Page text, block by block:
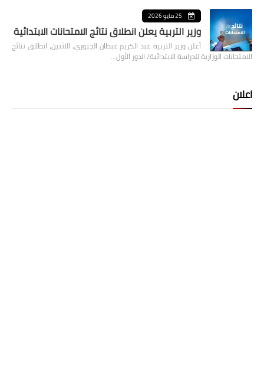
25 مايو 2026
وزير التربية يعلن انطلاق نتائج الامتحانات الابتدائية
أعلن وزير التربية عبد الكريم عبطان الجبوري، الاثنين، انطلاق نتائج
الامتحانات الوزارية للدراسة الابتدائية/ الدور الأول…
اعلان